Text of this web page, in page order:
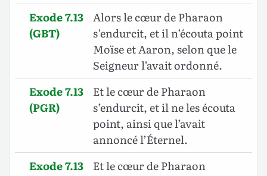
Exode 7.13
(GBT)
Alors le cœur de Pharaon
s’endurcit, et il n’écouta point
Moïse et Aaron, selon que le
Seigneur l’avait ordonné.
Exode 7.13
(PGR)
Et le cœur de Pharaon
s’endurcit, et il ne les écouta
point, ainsi que l’avait
annoncé l’Éternel.
Exode 7.13
Et le cœur de Pharaon